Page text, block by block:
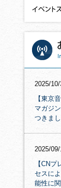
2025/
【東京
マガジ
つきまし
2025/09/
【CN
セスに
能性に